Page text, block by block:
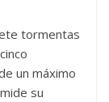
tormentas
un máximo
su